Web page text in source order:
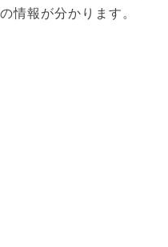
情報が分かります。